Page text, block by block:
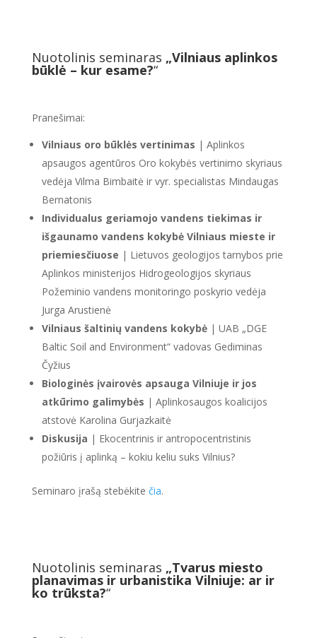
Nuotolinis seminaras „Vilniaus aplinkos
būklė – kur esame?“
Pranešimai:
Vilniaus oro būklės vertinimas | Aplinkos
apsaugos agentūros Oro kokybės vertinimo skyriaus
vedėja Vilma Bimbaitė ir vyr. specialistas Mindaugas
Bernatonis
Individualus geriamojo vandens tiekimas ir
išgaunamo vandens kokybė Vilniaus mieste ir
priemiesčiuose | Lietuvos geologijos tarnybos prie
Aplinkos ministerijos Hidrogeologijos skyriaus
Požeminio vandens monitoringo poskyrio vedėja
Jurga Arustienė
Vilniaus šaltinių vandens kokybė | UAB „DGE
Baltic Soil and Environment“ vadovas Gediminas
Čyžius
Biologinės įvairovės apsauga Vilniuje ir jos
atkūrimo galimybės | Aplinkosaugos koalicijos
atstovė Karolina Gurjazkaitė
Diskusija | Ekocentrinis ir antropocentristinis
požiūris į aplinką – kokiu keliu suks Vilnius?
Seminaro įrašą stebėkite čia.
Nuotolinis seminaras „Tvarus miesto
planavimas ir urbanistika Vilniuje: ar ir
ko trūksta?“